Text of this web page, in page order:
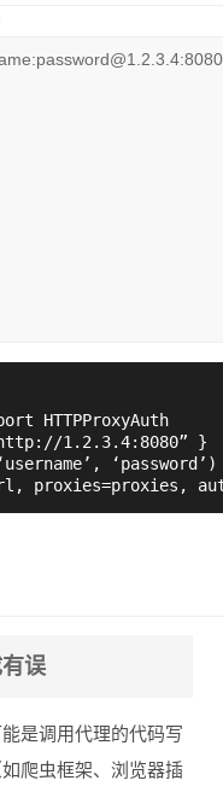
HTTPProxyAuth
1.2.3.4:8080” }
‘password’)
误
是调用代理的代码写
爬虫框架、浏览器插